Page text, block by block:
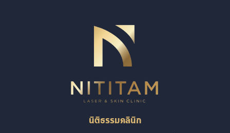
นิติธรรมคลินิก